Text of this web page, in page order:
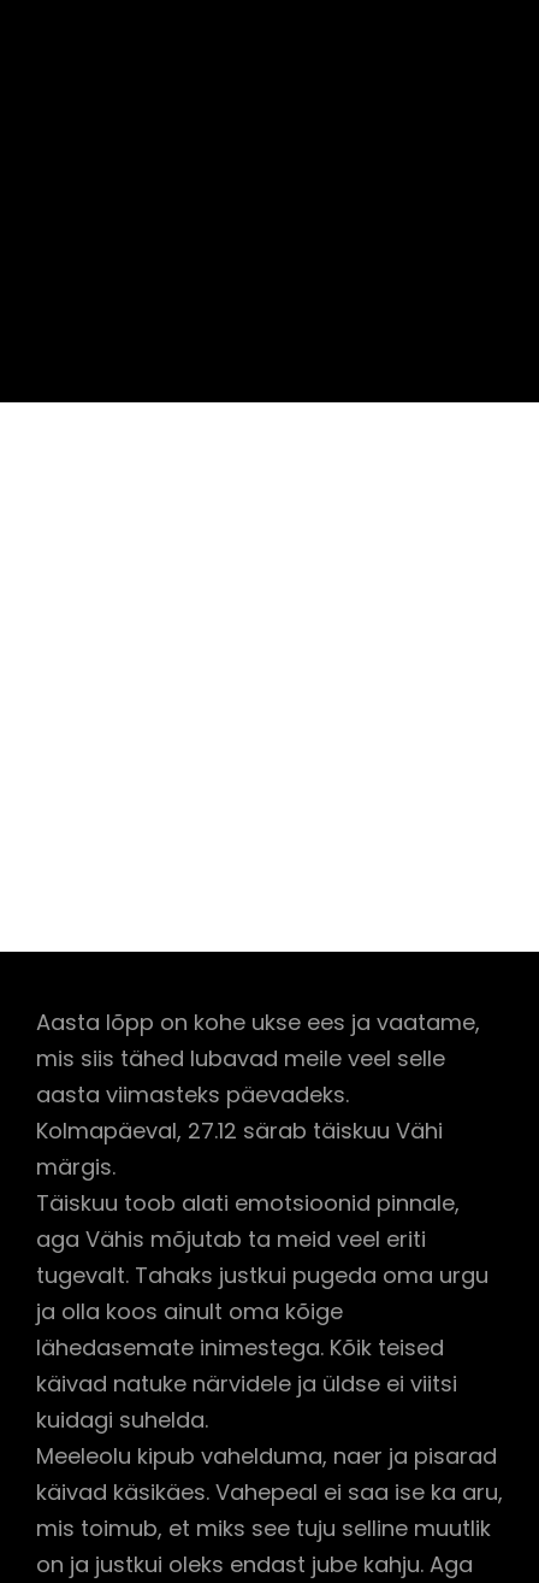
Aasta lõpp on kohe ukse ees ja vaatame,
mis siis tähed lubavad meile veel selle
aasta viimasteks päevadeks.
Kolmapäeval, 27.12 särab täiskuu Vähi
märgis.
Täiskuu toob alati emotsioonid pinnale,
aga Vähis mõjutab ta meid veel eriti
tugevalt. Tahaks justkui pugeda oma urgu
ja olla koos ainult oma kõige
lähedasemate inimestega. Kõik teised
käivad natuke närvidele ja üldse ei viitsi
kuidagi suhelda.
Meeleolu kipub vahelduma, naer ja pisarad
käivad käsikäes. Vahepeal ei saa ise ka aru,
mis toimub, et miks see tuju selline muutlik
on ja justkui oleks endast jube kahju. Aga